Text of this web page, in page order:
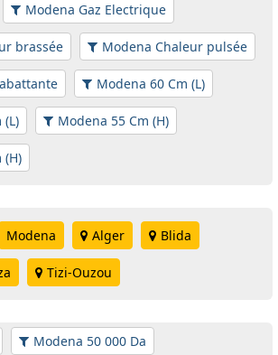
Modena Gaz Electrique
brassée Modena Chaleur pulsée
Modena 60 Cm (L)
(L) Modena 55 Cm (H)
(H)
Modena Alger Blida
Tizi-Ouzou
Modena 50 000 Da